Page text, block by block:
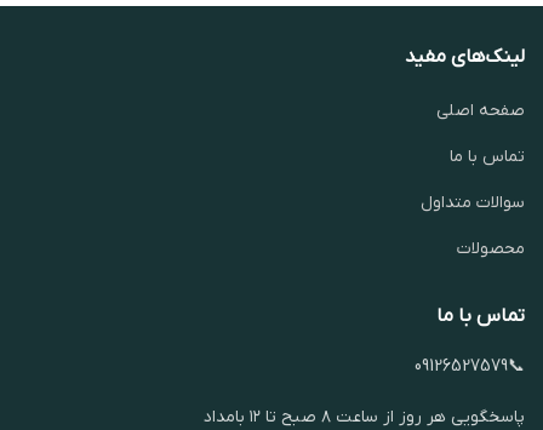
لینک‌های مفید
صفحه اصلی
تماس با ما
سوالات متداول
محصولات
تماس با ما
📞09126527579
پاسخگویی هر روز از ساعت ۸ صبح تا ۱۲ بامداد